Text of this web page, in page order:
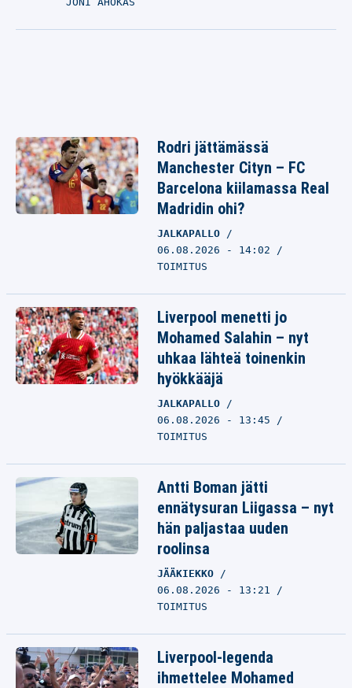
Rodri jättämässä
Manchester Cityn – FC
Barcelona kiilamassa Real
Madridin ohi?
JALKAPALLO
06.08.2026 - 14:02
TOIMITUS
Liverpool menetti jo
Mohamed Salahin – nyt
uhkaa lähteä toinenkin
hyökkääjä
JALKAPALLO
06.08.2026 - 13:45
TOIMITUS
Antti Boman jätti
ennätysuran Liigassa – nyt
hän paljastaa uuden
roolinsa
JÄÄKIEKKO
06.08.2026 - 13:21
TOIMITUS
Liverpool-legenda
ihmettelee Mohamed